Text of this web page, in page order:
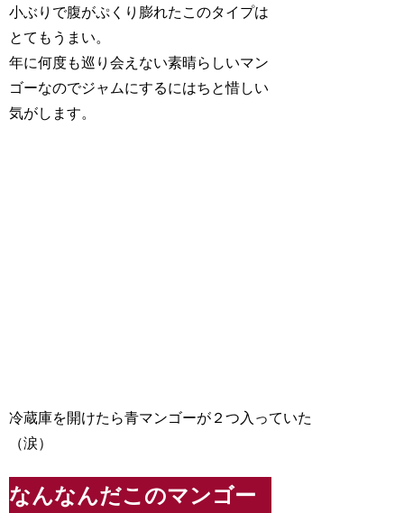
小ぶりで腹がぷくり膨れたこのタイプは
とてもうまい。
年に何度も巡り会えない素晴らしいマン
ゴーなのでジャムにするにはちと惜しい
気がします。
冷蔵庫を開けたら青マンゴーが２つ入っていた
（涙）
なんなんだこのマンゴー